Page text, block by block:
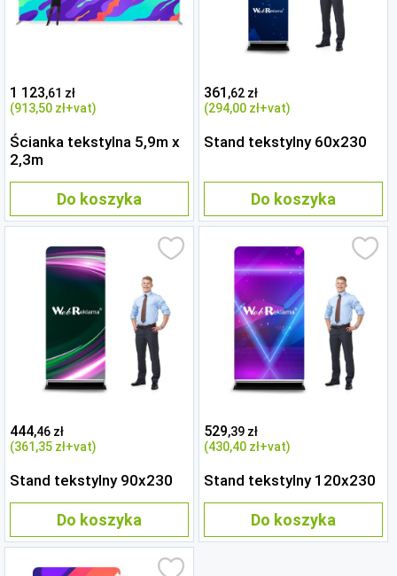
1 123,61 zł
(913,50 zł+vat)
Ścianka tekstylna 5,9m x
2,3m
Do koszyka
361 ,62 zł
(294,00 zł+vat)
Stand tekstylny 60x230
Do koszyka
444,46 zł
(361 ,35 zł+vat)
Stand tekstylny 90x230
Do koszyka
529,39 zł
(430,40 zł+vat)
Stand tekstylny 120x230
Do koszyka